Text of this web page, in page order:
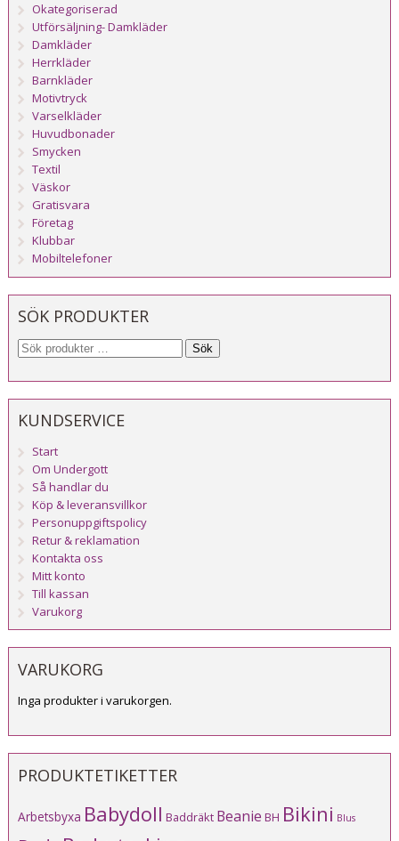
Okategoriserad
Utförsäljning- Damkläder
Damkläder
Herrkläder
Barnkläder
Motivtryck
Varselkläder
Huvudbonader
Smycken
Textil
Väskor
Gratisvara
Företag
Klubbar
Mobiltelefoner
SÖK PRODUKTER
Sök
KUNDSERVICE
Start
Om Undergott
Så handlar du
Köp & leveransvillkor
Personuppgiftspolicy
Retur & reklamation
Kontakta oss
Mitt konto
Till kassan
Varukorg
VARUKORG
Inga produkter i varukorgen.
PRODUKTETIKETTER
Arbetsbyxa Babydoll Baddräkt Beanie BH Bikini Blus